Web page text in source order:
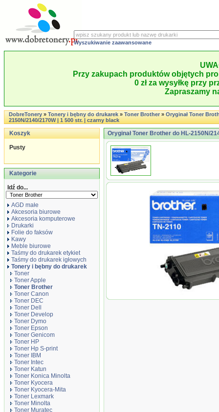
Wyszukiwanie zaawansowane
Przy zakupach produktów objętych
0 zł za wysyłkę przy
Zapraszamy
DobreTonery»Tonery i bębny do drukarek»Toner Brother»Oryginał Toner
2150N/2140/2170W | 1 500 str. | czarny black
Koszyk
Pusty
Kategorie
Idź do...
AGD małe
Akcesoria biurowe
Akcesoria komputerowe
Drukarki
Folie do faksów
Kawy
Meble biurowe
Taśmy do drukarek etykiet
Taśmy do drukarek igłowych
Tonery i bębny do drukarek
Toner
Toner Apple
Toner Brother
Toner Canon
Toner DEC
Toner Dell
Toner Develop
Toner Dymo
Toner Epson
Toner Genicom
Toner HP
Toner Hp S-print
Toner IBM
Toner Intec
Toner Katun
Toner Konica Minolta
Toner Kyocera
Toner Kyocera-Mita
Toner Lexmark
Toner Minolta
Toner Muratec
Oryginał Toner Brother do HL-2150N/
Oryginał Toner Brother